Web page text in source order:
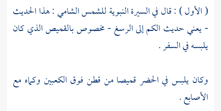
( الأول ) : قال في السيرة النبويةللشمس الشامي: هذا الحديث
- يعني حديث الكم إلى الرسغ - مخصوص بالقميص الذي كان
يلبسه في السفر .
وكان يلبس في الحضر قميصا من قطن فوق الكعبين وكماه مع
الأصابع .